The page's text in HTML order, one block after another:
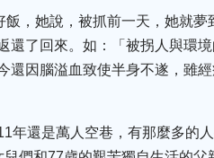
，她說，被抓前一天，她就
還了回來。如：「被拐人與環
還因腦溢血致使半身不遂，雖
年還是萬人空巷，有那麼多的